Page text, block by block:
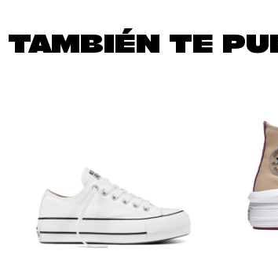
TAMBIÉN TE